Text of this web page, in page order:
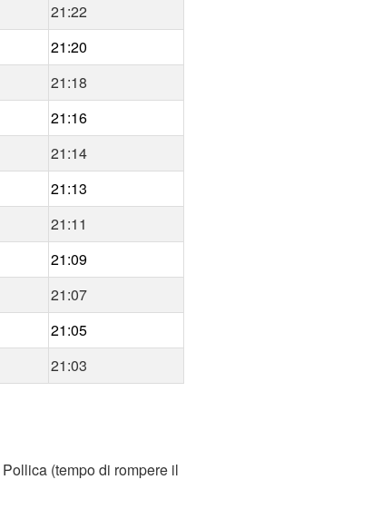
21:22
21:20
21:18
21:16
21:14
21:13
21:11
21:09
21:07
21:05
21:03
Pollica (tempo di rompere il